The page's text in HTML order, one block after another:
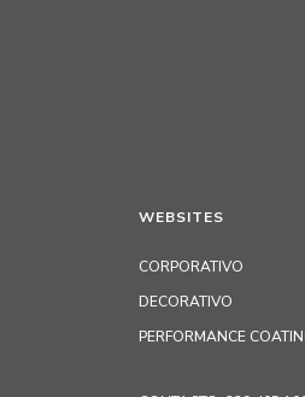
WEBSITES
CORPORATIVO
DECORATIVO
PERFORMANCE